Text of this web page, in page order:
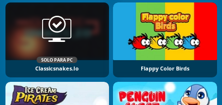
SOLO PARA PC
Classicsnakes.io Flappy Color Birds